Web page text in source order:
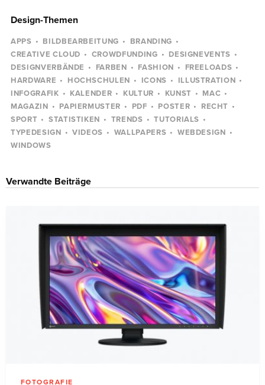
Design-Themen
APPS BILDBEARBEITUNG
BRANDING
CREATIVE CLOUD
CROWDFUNDING
DESIGNEVENTS
DESIGNVERBÄNDE
FARBEN FASHION
FREELOADS
HARDWARE
HOCHSCHULEN ICONS
ILLUSTRATION
INFOGRAFIK
KALENDER KULTUR KUNST
MAC
MAGAZIN
PAPIERMUSTER PDF POSTER
RECHT
SPORT
STATISTIKEN TRENDS
TUTORIALS
TYPEDESIGN
VIDEOS WALLPAPERS
WEBDESIGN
WINDOWS
Verwandte Beiträge
FOTOGRAFIE